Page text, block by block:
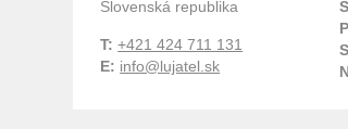
Slovenská republika
T:+421 424 711 131
E: info@lujatel.sk